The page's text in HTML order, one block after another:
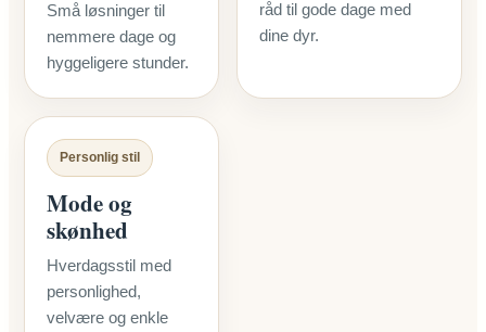
Små løsninger til
nemmere dage og
hyggeligere stunder.
råd til gode dage med
dine dyr.
Personlig stil
Mode og
skønhed
Hverdagsstil med
personlighed,
velvære og enkle